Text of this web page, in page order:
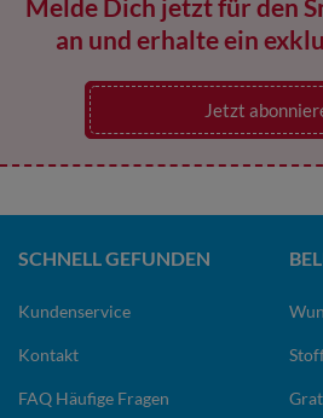
Melde Dich jetzt für den
an und erhalte ein
Jetzt
SCHNELL GEFUNDEN
Kundenservice
Kontakt
FAQ Häufige Fragen